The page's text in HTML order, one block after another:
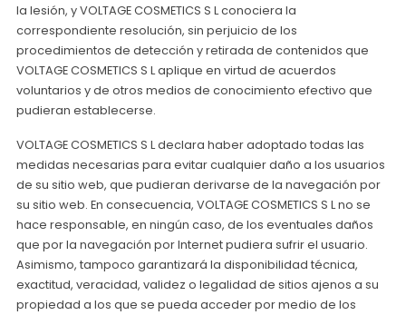
la lesión, y VOLTAGE COSMETICS S L conociera la
correspondiente resolución, sin perjuicio de los
procedimientos de detección y retirada de contenidos que
VOLTAGE COSMETICS S L aplique en virtud de acuerdos
voluntarios y de otros medios de conocimiento efectivo que
pudieran establecerse.
VOLTAGE COSMETICS S L declara haber adoptado todas las
medidas necesarias para evitar cualquier daño a los usuarios
de su sitio web, que pudieran derivarse de la navegación por
su sitio web. En consecuencia, VOLTAGE COSMETICS S L no se
hace responsable, en ningún caso, de los eventuales daños
que por la navegación por Internet pudiera sufrir el usuario.
Asimismo, tampoco garantizará la disponibilidad técnica,
exactitud, veracidad, validez o legalidad de sitios ajenos a su
propiedad a los que se pueda acceder por medio de los